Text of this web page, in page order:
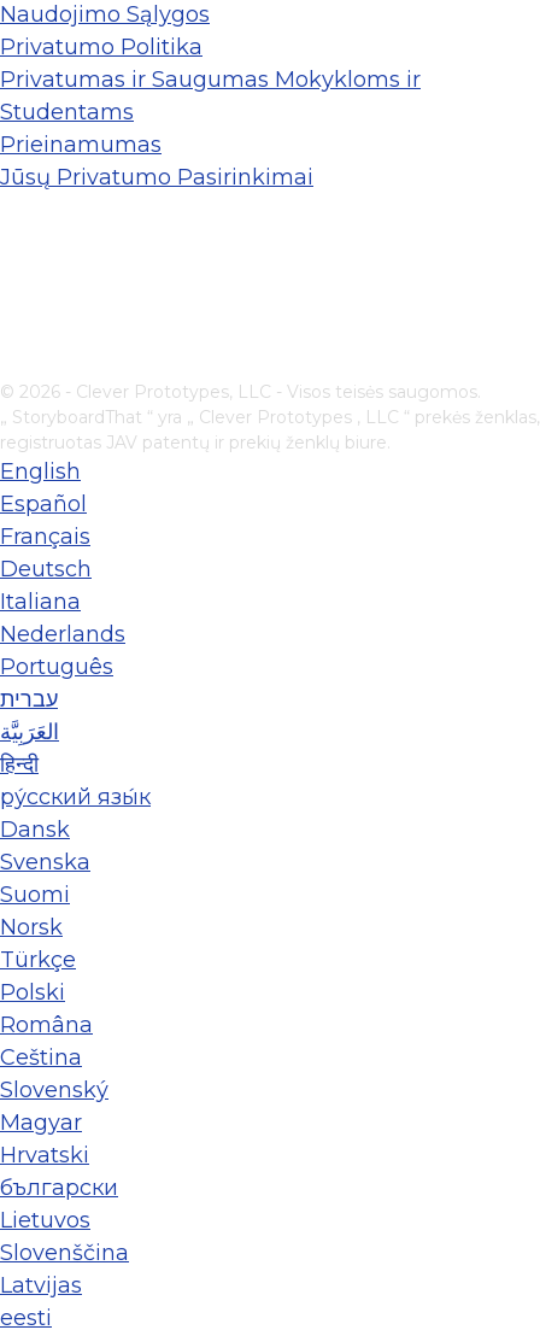
Naudojimo Sąlygos
Privatumo Politika
Privatumas ir Saugumas Mokykloms ir
Studentams
Prieinamumas
Jūsų Privatumo Pasirinkimai
© 2026 - Clever Prototypes, LLC - Visos teisės saugomos.
„ StoryboardThat “ yra „ Clever Prototypes , LLC “ prekės ženklas,
registruotas JAV patentų ir prekių ženklų biure.
English
Español
Français
Deutsch
Italiana
Nederlands
Português
עברית
العَرَبِيَّة
हिन्दी
ру́сский язы́к
Dansk
Svenska
Suomi
Norsk
Türkçe
Polski
Româna
Ceština
Slovenský
Magyar
Hrvatski
български
Lietuvos
Slovenščina
Latvijas
eesti